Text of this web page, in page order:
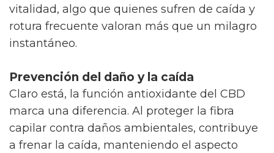
vitalidad, algo que quienes sufren de caída y
rotura frecuente valoran más que un milagro
instantáneo.
Prevención del daño y la caída
Claro está, la función antioxidante del CBD
marca una diferencia. Al proteger la fibra
capilar contra daños ambientales, contribuye
a frenar la caída, manteniendo el aspecto